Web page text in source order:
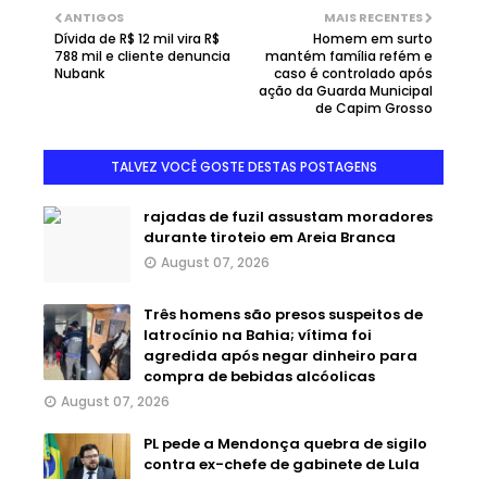
MAIS RECENTES
Homem em surto
mantém família refém e
caso é controlado após
ação da Guarda Municipal
de Capim Grosso
ANTIGOS
Dívida de R$ 12 mil vira R$
788 mil e cliente denuncia
Nubank
TALVEZ VOCÊ GOSTE DESTAS POSTAGENS
rajadas de fuzil assustam moradores
durante tiroteio em Areia Branca
August 07, 2026
Três homens são presos suspeitos de
latrocínio na Bahia; vítima foi
agredida após negar dinheiro para
compra de bebidas alcóolicas
August 07, 2026
PL pede a Mendonça quebra de sigilo
contra ex-chefe de gabinete de Lula